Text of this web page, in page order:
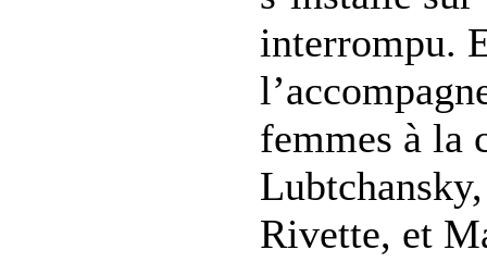
interrompu.
femmes à la
Rivette, et